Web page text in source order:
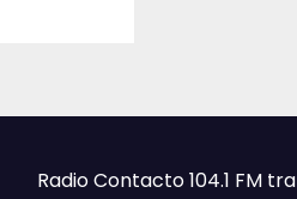
Radio Contacto 104.1 FM